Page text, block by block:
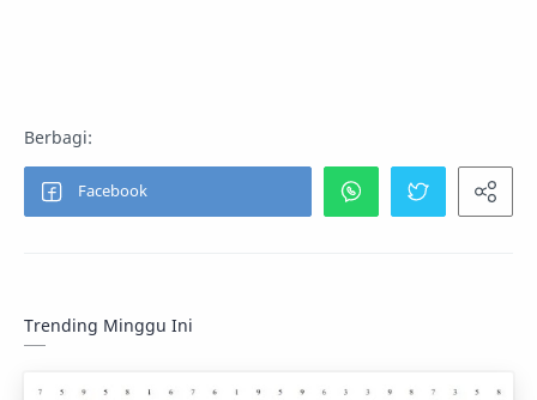
Trending Minggu Ini